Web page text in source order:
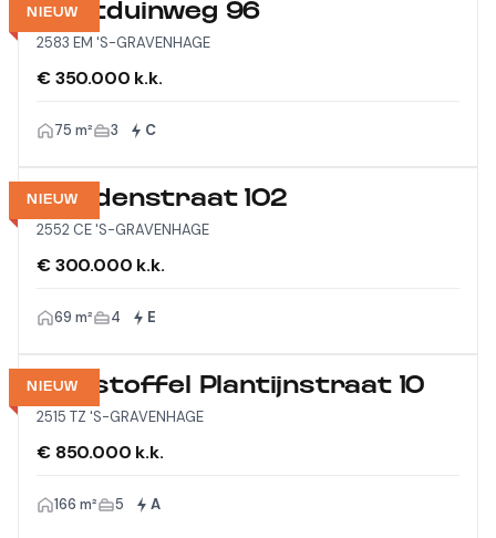
NIEUW
Westduinweg 96
2583 EM 'S-GRAVENHAGE
€ 350.000 k.k.
75 m² 3 C
NIEUW
Viandenstraat 102
2552 CE 'S-GRAVENHAGE
€ 300.000 k.k.
69 m² 4 E
NIEUW
Christoffel Plantijnstraat 10
2515 TZ 'S-GRAVENHAGE
€ 850.000 k.k.
166 m² 5 A